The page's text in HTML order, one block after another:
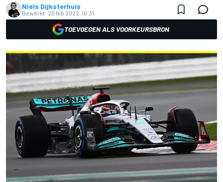
Niels Dijksterhuis
Bewerkt: 20 feb 2022, 10:31
TOEVOEGEN ALS VOORKEURSBRON